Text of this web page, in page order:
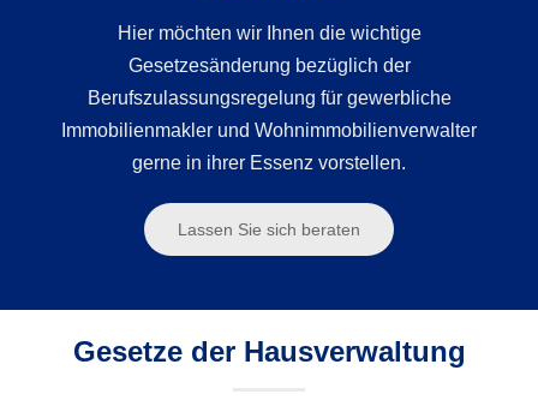
Hier möchten wir Ihnen die wichtige
Gesetzesänderung bezüglich der
Berufszulassungsregelung für gewerbliche
Immobilienmakler und Wohnimmobilienverwalter
gerne in ihrer Essenz vorstellen.
Lassen Sie sich beraten
Gesetze der Hausverwaltung